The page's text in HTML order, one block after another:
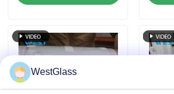
Escurecimento e
WestGlass